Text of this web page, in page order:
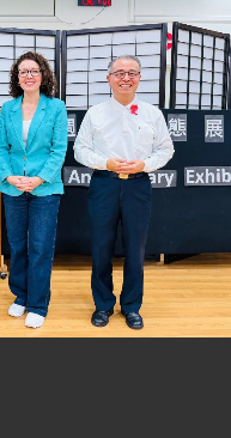
」確立對等關稅15%且不
免對等關稅
）專訪內容
事務》撰文指出：自由
方能守護繁榮
灣光華雜誌》50週年慶
光華」開幕式，期許數
夥伴對話」記者會 說
盼與民主夥伴共同引
「時代雜誌」專訪，闡
台印尼半導體供應鏈合
哥 強調美國是臺灣重